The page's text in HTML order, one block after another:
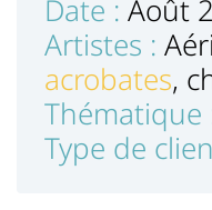
Date : Août
Artistes :
acrobates,
Thématique
Type de